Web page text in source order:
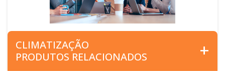
CLIMATIZAÇÃO
PRODUTOS RELACIONADOS